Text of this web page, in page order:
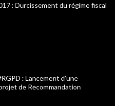
: Durcissement du régime fiscal
: Lancement d’une
de Recommandation